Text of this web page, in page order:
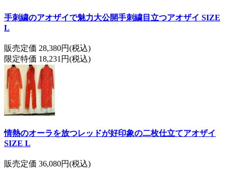
手刺繍のアオザイで魅力大公開手刺繍目立つアオザイ SIZE
L
販売定価 28,380円(税込)
限定特価 18,231円(税込)
情熱のオーラを放つレッドが好印象の二枚仕立てアオザイ
SIZE L
販売定価 36,080円(税込)